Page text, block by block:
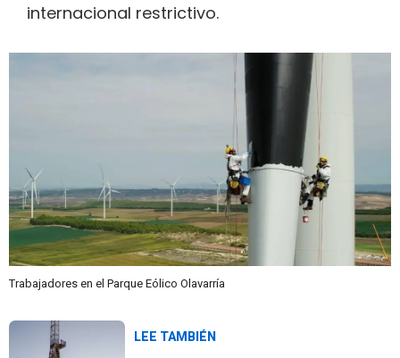
internacional restrictivo.
Trabajadores en el Parque Eólico Olavarría
LEE TAMBIÉN